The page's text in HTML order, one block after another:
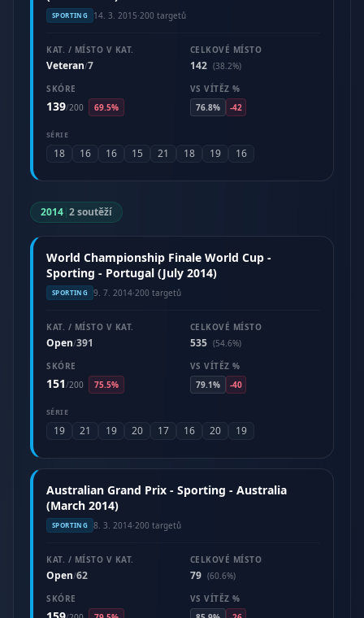
SPORTING 14. 3. 2015·200 targetů
KAT. / MÍSTO V KAT.
Veteran/7
CELKOVÉ MÍSTO
142 (38.2%)
SKÓRE
139/200 69.5%
VS VÍTĚZ %
76.8%
-42
SÉRIE
18 16 16 15 21 18 19 16
2014|2 soutěží
World Championship Finale World Cup -
Sporting - Portugal (July 2014)
SPORTING 9. 7. 2014·200 targetů
KAT. / MÍSTO V KAT.
Open/391
CELKOVÉ MÍSTO
535 (54.6%)
SKÓRE
151/200 75.5%
VS VÍTĚZ %
79.1%
-40
SÉRIE
19 21 19 20 17 16 20 19
Australian Grand Prix - Sporting - Australia
(March 2014)
SPORTING 8. 3. 2014·200 targetů
KAT. / MÍSTO V KAT.
Open/62
CELKOVÉ MÍSTO
79 (60.6%)
SKÓRE
VS VÍTĚZ %